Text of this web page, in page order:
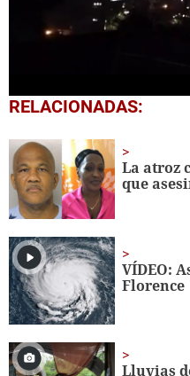
0
seconds
3
minutes,
55
seconds
RELACIONADAS:
La atroz
que
VÍDEO:
Florence
Lluvias